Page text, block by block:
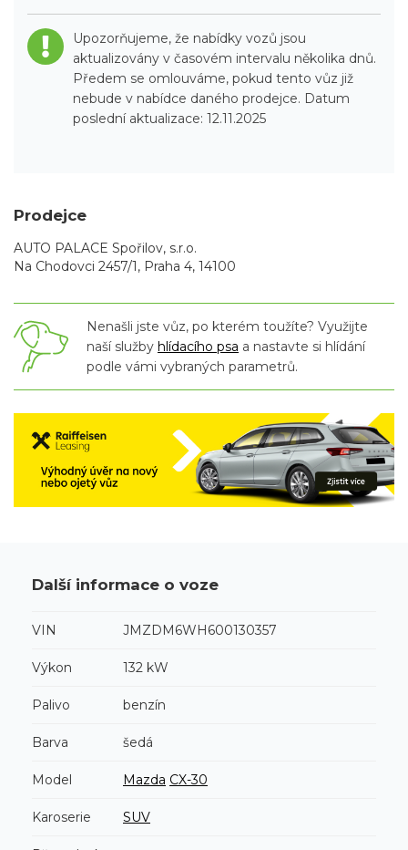
Upozorňujeme, že nabídky vozů jsou
aktualizovány v časovém intervalu několika dnů.
Předem se omlouváme, pokud tento vůz již
nebude v nabídce daného prodejce. Datum
poslední aktualizace: 12.11.2025
Prodejce
AUTO PALACE Spořilov, s.r.o.
Na Chodovci 2457/1, Praha 4, 14100
Nenašli jste vůz, po kterém toužíte? Využijte
naší služby hlídacího psa a nastavte si hlídání
podle vámi vybraných parametrů.
Další informace o voze
VIN JMZDM6WH600130357
Výkon 132 kW
Palivo benzín
Barva šedá
Model Mazda CX-30
Karoserie SUV